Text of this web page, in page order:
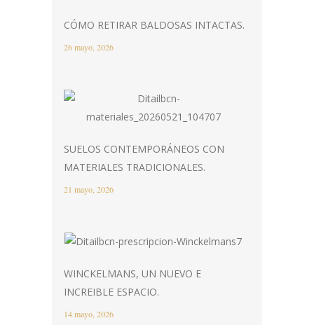
CÓMO RETIRAR BALDOSAS INTACTAS.
26 mayo, 2026
SUELOS CONTEMPORÁNEOS CON
MATERIALES TRADICIONALES.
21 mayo, 2026
WINCKELMANS, UN NUEVO E
INCREIBLE ESPACIO.
14 mayo, 2026